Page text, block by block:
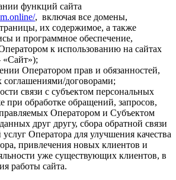
функций сайта
, включая все домены,
их содержимое, а также
и программное обеспечение,
к использованию на сайтах
«Сайт»);
Оператором прав и обязанностей,
соглашениями/договорами;
связи с субъектом персональных
при обработке обращений, запросов,
Оператором и Субъектом
друг другу, сбора обратной связи
услуг Оператора для улучшения качества
привлечения новых клиентов и
уже существующих клиентов, в
работы сайта.